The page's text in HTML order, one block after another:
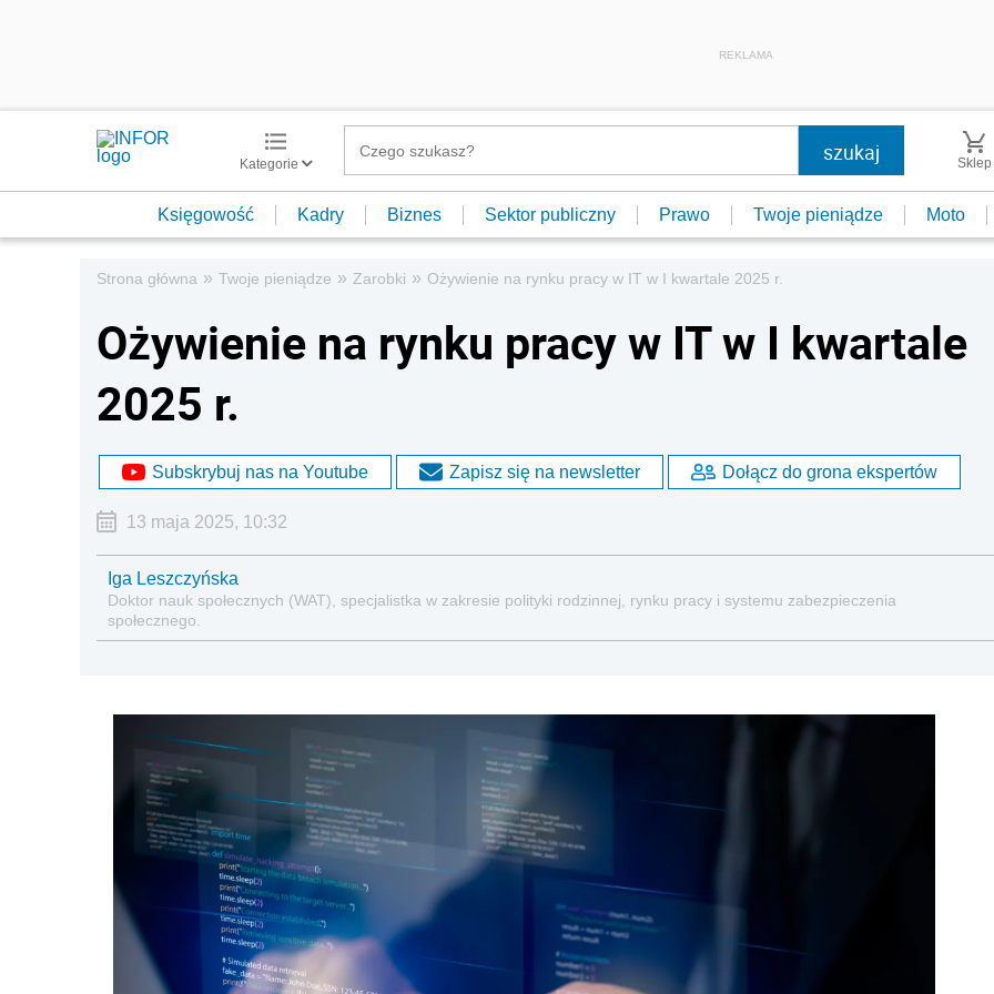
REKLAMA
Kategorie Sklep
Księgowość Kadry Biznes Sektor publiczny Prawo Twoje pieniądze Moto
Strona główna » Twoje pieniądze » Zarobki » Ożywienie na rynku pracy w IT w I kwartale 2025 r.
Ożywienie na rynku pracy w IT w I kwartale
2025 r.
Subskrybuj nas na Youtube Zapisz się na newsletter Dołącz do grona ekspertów
13 maja 2025, 10:32
Iga Leszczyńska
Doktor nauk społecznych (WAT), specjalistka w zakresie polityki rodzinnej, rynku pracy i systemu zabezpieczenia
społecznego.